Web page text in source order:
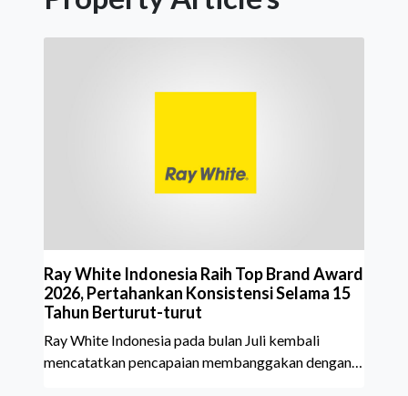
Ray White Indonesia Raih Top Brand Award
2026, Pertahankan Konsistensi Selama 15
Tahun Berturut-turut
Ray White Indonesia pada bulan Juli kembali
mencatatkan pencapaian membanggakan dengan